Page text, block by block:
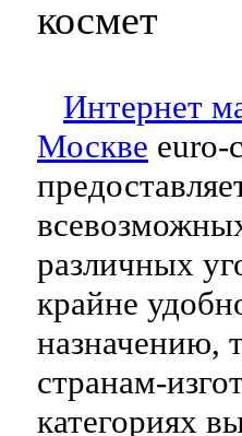
космет
Интернет
Москве euro-
различных
крайне
назначению,
странам-
категориях